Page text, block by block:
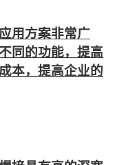
用方案非常广
同的功能，提高
本，提高企业的